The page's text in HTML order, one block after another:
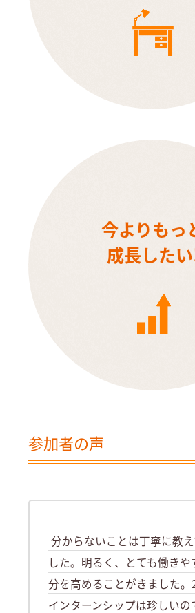
今よりもっ
成長した
参加者の声
分からないことは丁寧に教
した。明るく、とても働きや
分を高めることがきました。
インターンシップは珍しいの